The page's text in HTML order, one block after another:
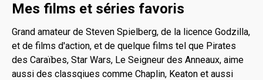
Mes films et séries favoris
Grand amateur de Steven Spielberg, de la licence Godzilla,
et de films d'action, et de quelque films tel que Pirates
des Caraïbes, Star Wars, Le Seigneur des Anneaux, aime
aussi des classqiues comme Chaplin, Keaton et aussi